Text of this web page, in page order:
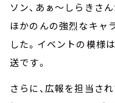
ソン、あぁ～しらきさん
ほかのんの強烈なキャ
した。イベントの模様
送です。
さらに、広報を担当さ